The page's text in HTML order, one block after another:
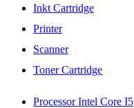
Inkt Cartridge
Printer
Scanner
Toner Cartridge
Processor Intel Core I5